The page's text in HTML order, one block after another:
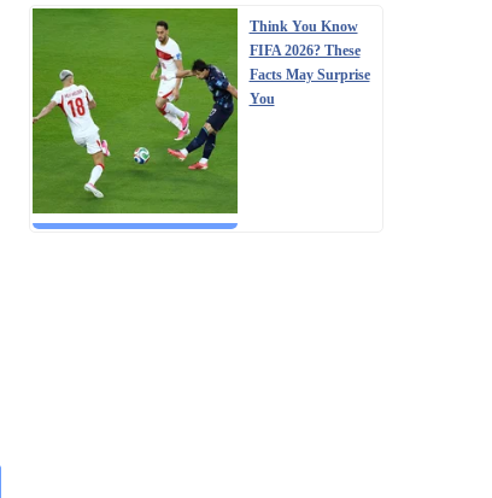
Think You Know
FIFA 2026? These
Facts May Surprise
You